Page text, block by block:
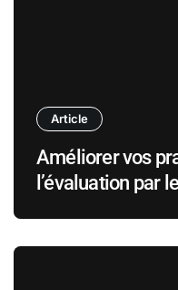
Article
Améliorer vos
l’évaluation par